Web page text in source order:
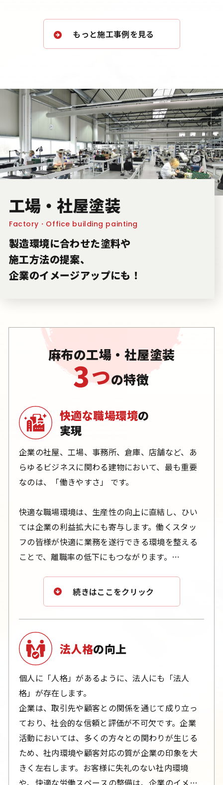
もっと施工事例を見る
工場・社屋塗装
Factory・Office building painting
製造環境に合わせた塗料や
施工方法の提案、
企業のイメージアップにも！
麻布の工場・社屋塗装
3つの特徴
快適な職場環境の
実現
企業の社屋、工場、事務所、倉庫、店舗など、あ
らゆるビジネスに関わる建物において、最も重要
なのは、「働きやすさ」 です。
快適な職場環境は、生産性の向上に直結し、ひい
ては企業の利益拡大にも寄与します。働くスタッ
フの皆様が快適に業務を遂行できる環境を整える
ことで、離職率の低下にもつながります。
例えば、夏場の酷暑の中での作業は体力を著しく
消耗させ、生産性を大きく低下させる要因となり
ます。同様に、厳冬期に寒さに震えながら業務を
行うことは、効率的な作業を妨げるだけでなく、
健康リスクにもつながります。社員の皆様が生み
出した企業の利益を、快適な職場環境の整備に投
資することは、長期的な視点から見ても価値ある
選択です。当社では、「戸建住宅においては快適
な暮らしの支援を、法人向けには快適な職場環境
の実現を」 という理念を掲げ、快適で働きがいの
ある職場づくりを全力でサポートいたします。
新築・既存を問わず、社屋、工場、店舗、事務所
などの職場環境を改善し、生産性向上に貢献する
続きはここをクリック
法人格の向上
個人に「人格」があるように、法人にも「法人
格」が存在します。
企業は、取引先や顧客との関係を通じて成り立っ
ており、社会的な信頼と評価が不可欠です。企業
活動においては、多くの方々との関わりが生じる
ため、社内環境や顧客対応の質が企業の印象を大
きく左右します。お客様に失礼のない社内環境
や、快適な労働スペースの整備は、企業のイメー